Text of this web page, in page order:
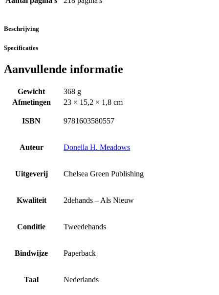
Beschrijving
Specificaties
Aanvullende informatie
Gewicht
368 g
Afmetingen
23 × 15,2 × 1,8 cm
ISBN 9781603580557
Auteur Donella H. Meadows
Uitgeverij Chelsea Green Publishing
Kwaliteit 2dehands – Als Nieuw
Conditie Tweedehands
Bindwijze Paperback
Taal Nederlands